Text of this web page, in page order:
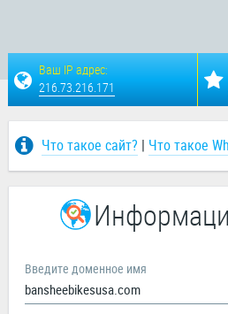
Ваш IP адрес:
216.73.216.171
Что такое сайт? | Что такое
Введите доменное имя